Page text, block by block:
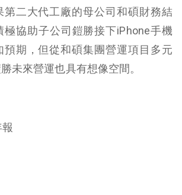
第二大代工廠的母公司和碩財務結
協助子公司鎧勝接下iPhone手機
預期，但從和碩集團營運項目多元
未來營運也具有想像空間。